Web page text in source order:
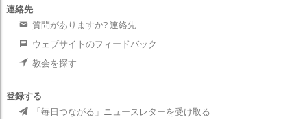
連絡先
質問がありますか? 連絡先
ウェブサイトのフィードバック
教会を探す
登録する
「毎日つながる」ニュースレターを受け取る